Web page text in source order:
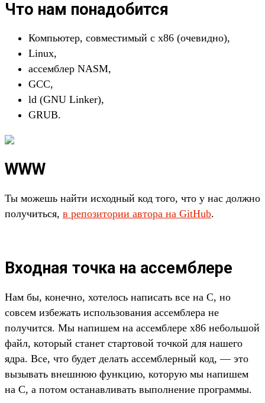
Что нам понадобится
Компьютер, совместимый с x86 (очевидно),
Linux,
ассемблер NASM,
GCC,
ld (GNU Linker),
GRUB.
WWW
Ты можешь найти исходный код того, что у нас должно
получиться, в репозитории автора на GitHub.
Входная точка на ассемблере
Нам бы, конечно, хотелось написать все на C, но
совсем избежать использования ассемблера не
получится. Мы напишем на ассемблере x86 небольшой
файл, который станет стартовой точкой для нашего
ядра. Все, что будет делать ассемблерный код, — это
вызывать внешнюю функцию, которую мы напишем
на C, а потом останавливать выполнение программы.